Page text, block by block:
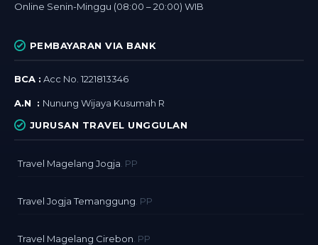
Online Senin-Minggu (08:00 – 20:00) WIB
PEMBAYARAN VIA BANK
BCA : Acc No. 1221813346
A.N : Nunung Wijaya Kusumah R
JURUSAN TRAVEL UNGGULAN
Travel Magelang Jogja. PP
Travel Jogja Temanggung . PP
Travel Magelang Cirebon . PP